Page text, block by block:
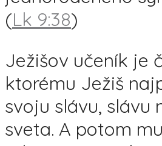
(Lk 9:38)
Ježišov učeník je
ktorému Ježiš
svoju slávu, slávu
sveta. A potom